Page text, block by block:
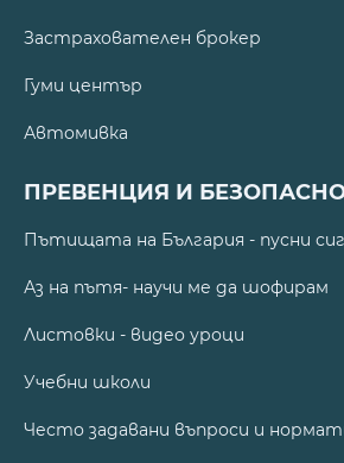
Застрахователен брокер
Гуми център
Автомивка
ПРЕВЕНЦИЯ И
Пътищата на България - пусни
Аз на пътя- научи ме да шофирам
Листовки - видео уроци
Учебни школи
Често задавани въпроси и